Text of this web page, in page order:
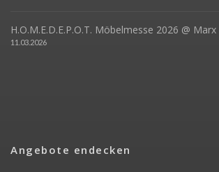
H.O.M.E.D.E.P.O.T. Möbelmesse 2026 @ Marx
11.03.2026
Angebote endecken